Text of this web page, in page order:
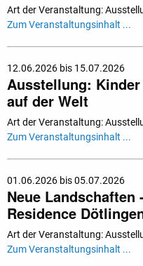
Art der Veranstaltung:
Zum Veranstaltungsinhalt ...
12.06.2026 bis 15.07.2026
Ausstellung:
auf der Welt
Art der Veranstaltung:
Zum Veranstaltungsinhalt ...
01.06.2026 bis 05.07.2026
Neue
Residence
Art der Veranstaltung:
Zum Veranstaltungsinhalt ...